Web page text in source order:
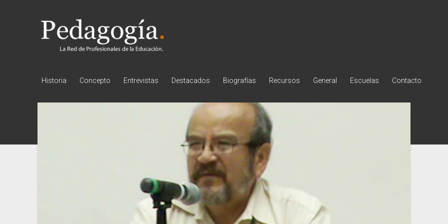
Pedagogía
Historia Concepto Entrevistas Destacados Biografías Recursos General Escuelas Contacto